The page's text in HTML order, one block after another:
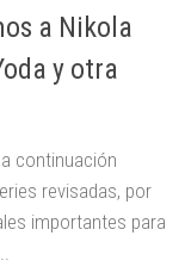
a Nikola
y otra
continuación
revisadas, por
importantes para